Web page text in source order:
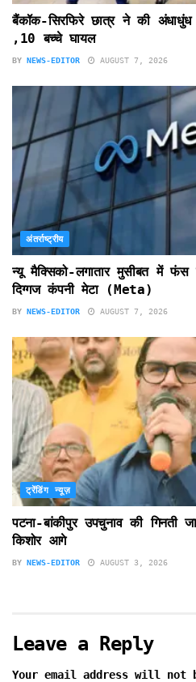
बैंकॉक-सिरफिरे छात्र ने की अंधाधुंध
,10 बच्चे घायल
BY NEWS-EDITOR AUGUST 7, 2026
अंतर्राष्ट्रीय
न्यू मैक्सिको-लगातार मुसीबत में फंस
दिग्गज कंपनी मेटा (Meta)
BY NEWS-EDITOR AUGUST 7, 2026
ट्रेंडिंग न्यूज़
पटना-बांकीपुर उपचुनाव की गिनती
किशोर आगे
BY NEWS-EDITOR AUGUST 3, 2026
Leave a Reply
Your email address will not